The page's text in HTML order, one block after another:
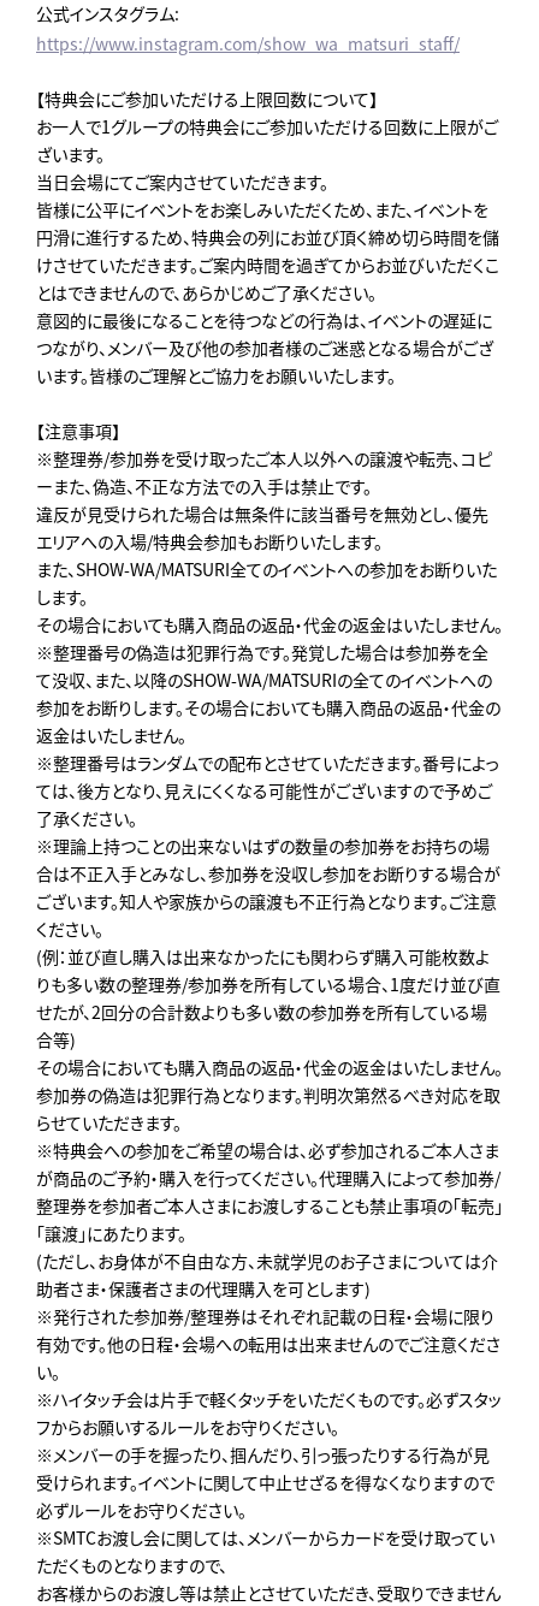
公式インスタグラム:
https://www.instagram.com/show_wa_matsuri_staff/
【特典会にご参加いただける上限回数について】
お一人で1グループの特典会にご参加いただける回数に上限がご
ざいます。
当日会場にてご案内させていただきます。
皆様に公平にイベントをお楽しみいただくため、また、イベントを
円滑に進行するため、特典会の列にお並び頂く締め切ら時間を儲
けさせていただきます。ご案内時間を過ぎてからお並びいただくこ
とはできませんので、あらかじめご了承ください。
意図的に最後になることを待つなどの行為は、イベントの遅延に
つながり、メンバー及び他の参加者様のご迷惑となる場合がござ
います。皆様のご理解とご協力をお願いいたします。
【注意事項】
※整理券/参加券を受け取ったご本人以外への譲渡や転売､コピ
ーまた、偽造、不正な方法での入手は禁止です。
違反が見受けられた場合は無条件に該当番号を無効とし、優先
エリアへの入場/特典会参加もお断りいたします。
また、SHOW-WA/MATSURI全てのイベントへの参加をお断りいた
します。
その場合においても購入商品の返品・代金の返金はいたしません。
※整理番号の偽造は犯罪行為です。発覚した場合は参加券を全
て没収、また、以降のSHOW-WA/MATSURIの全てのイベントへの
参加をお断りします。その場合においても購入商品の返品・代金の
返金はいたしません。
※整理番号はランダムでの配布とさせていただきます。番号によっ
ては、後方となり、見えにくくなる可能性がございますので予めご
了承ください。
※理論上持つことの出来ないはずの数量の参加券をお持ちの場
合は不正入手とみなし、参加券を没収し参加をお断りする場合が
ございます。知人や家族からの譲渡も不正行為となります。ご注意
ください。
(例：並び直し購入は出来なかったにも関わらず購入可能枚数よ
りも多い数の整理券/参加券を所有している場合、1度だけ並び直
せたが、2回分の合計数よりも多い数の参加券を所有している場
合等)
その場合においても購入商品の返品・代金の返金はいたしません。
参加券の偽造は犯罪行為となります。判明次第然るべき対応を取
らせていただきます。
※特典会への参加をご希望の場合は、必ず参加されるご本人さま
が商品のご予約・購入を行ってください。代理購入によって参加券/
整理券を参加者ご本人さまにお渡しすることも禁止事項の「転売」
「譲渡」にあたります。
(ただし、お身体が不自由な方、未就学児のお子さまについては介
助者さま・保護者さまの代理購入を可とします)
※発行された参加券/整理券はそれぞれ記載の日程・会場に限り
有効です。他の日程・会場への転用は出来ませんのでご注意くださ
い。
※ハイタッチ会は片手で軽くタッチをいただくものです。必ずスタッ
フからお願いするルールをお守りください。
※メンバーの手を握ったり、掴んだり、引っ張ったりする行為が見
受けられます。イベントに関して中止せざるを得なくなりますので
必ずルールをお守りください。
※SMTCお渡し会に関しては、メンバーからカードを受け取ってい
ただくものとなりますので、
お客様からのお渡し等は禁止とさせていただき、受取りできません